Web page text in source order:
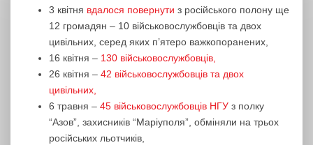
3 квітня вдалося повернути з російського полону ще
12 громадян – 10 військовослужбовців та двох
цивільних, серед яких п’ятеро важкопоранених,
16 квітня – 130 військовослужбовців,
26 квітня – 42 військовослужбовців та двох
цивільних,
6 травня – 45 військовослужбовців НГУ з полку
“Азов”, захисників “Маріуполя”, обміняли на трьох
російських льотчиків,